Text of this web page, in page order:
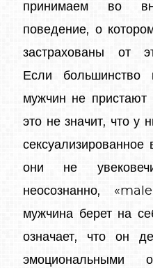
принимаем во
поведение, о
застрахованы от
Если большинство
мужчин не
это не значит, что у
они не
неосознанно,
мужчина берет на
означает, что он
эмоциональными